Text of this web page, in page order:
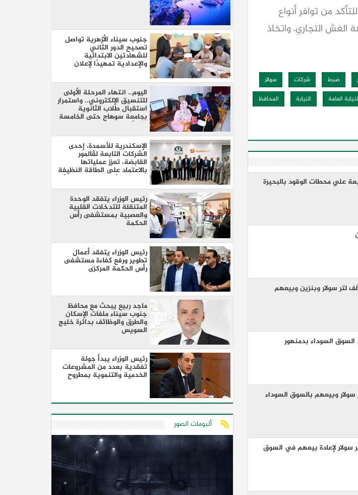
من توافر أنواع
الغش التجاري، واتخاذ
ضبط شركات
سولار
العامة النيابة المحافظ
علي محطات الوقود بالبحيرة
صاحب محطة تموين سيارات بالنوبارية لتصرفه في 132 ألف لتر سولار وبنزين وبيعهم
محطات وقود غير مرخصة قام اصحابها بتجميع 3000 لتر سولار لإعادة بيعهم في السوق
جنوب سيناء الأزهرية تواصل
تصحيح الدور الثاني
للشهادتين الابتدائية
والإعدادية تمهيدًا لإعلان
النتائج
اليوم.. انتهاء المرحلة الأولى
للتنسيق الإلكتروني.. واستمرار
استقبال طلاب الثانوية
بجامعة سوهاج حتى الخامسة
مساءً
الإسكندرية للأسمدة، إحدى
الشركات التابعة لڤالمور
القابضة، تعزز عملياتها
بالاعتماد على الطاقة النظيفة
من خلال شراكة تمتد 30 عامًا
مع SolarizEgypt
رئيس الوزراء يتفقد الوحدة
المتنقلة للتدخلات القلبية
والعصبية بمستشفى رأس
الحكمة
رئيس الوزراء يتفقد أعمال
تطوير ورفع كفاءة مستشفى
رأس الحكمة المركزى
ماجد ربيع يبحث مع محافظ
جنوب سيناء ملفات الإسكان
والطرق والوظائف بدائرة خليج
السويس
رئيس الوزراء يبدأ جولة
تفقدية بعدد من المشروعات
الخدمية والتنموية بمطروح
ألبومات الصور